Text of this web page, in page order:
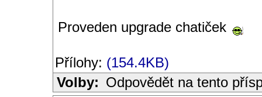
Proveden upgrade chatiček
Přílohy: (154.4KB)
Volby: Odpovědět na tento